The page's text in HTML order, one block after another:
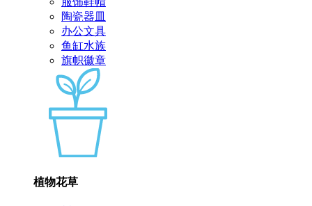
陶瓷器皿
办公文具
鱼缸水族
旗帜徽章
植物花草